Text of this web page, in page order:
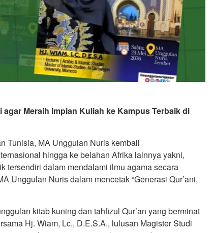
Meraih Impian Kuliah ke Kampus Terbaik di
Tunisia, MA Unggulan Nuris kembali
hingga ke belahan Afrika lainnya yakni,
tersendiri dalam mendalami ilmu agama secara
Unggulan Nuris dalam mencetak “Generasi Qur’ani,
kitab kuning dan tahfizul Qur’an yang berminat
Hj. Wiam, Lc., D.E.S.A., lulusan Magister Studi